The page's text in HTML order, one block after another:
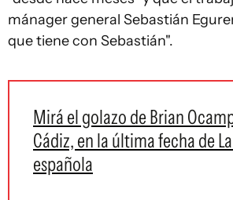
mánager general Sebastián
que tiene con Sebastián".
Mirá el golazo de Brian
Cádiz, en la última fecha de
española